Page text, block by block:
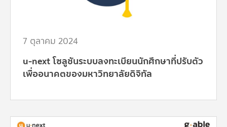
7 ตุลาคม 2024
u-next โซลูชันระบบลงทะเบียนนักศึกษาที่ปรับตัว
เพื่ออนาคตของมหาวิทยาลัยดิจิทัล